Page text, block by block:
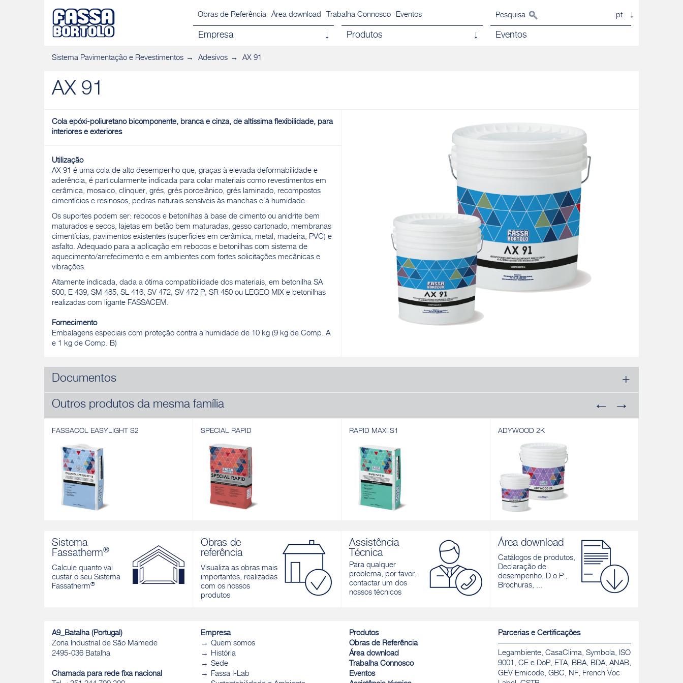
Obras de Referência Área download Trabalha Connosco Eventos Pesquisa pt
Empresa Produtos Eventos
Sistema Pavimentação e Revestimentos Adesivos AX 91
AX 91
Cola epóxi-poliuretano bicomponente, branca e cinza, de altíssima flexibilidade, para
interiores e exteriores
Utilização
AX 91 é uma cola de alto desempenho que, graças à elevada deformabilidade e
aderência, é particularmente indicada para colar materiais como revestimentos em
cerâmica, mosaico, clínquer, grés, grés porcelânico, grés laminado, recompostos
cimentícios e resinosos, pedras naturais sensíveis às manchas e à humidade.
Os suportes podem ser: rebocos e betonilhas à base de cimento ou anidrite bem
maturados e secos, lajetas em betão bem maturadas, gesso cartonado, membranas
cimentícias, pavimentos existentes (superfícies em cerâmica, metal, madeira, PVC) e
asfalto. Adequado para a aplicação em rebocos e betonilhas com sistema de
aquecimento/arrefecimento e em ambientes com fortes solicitações mecânicas e
vibrações.
Altamente indicada, dada a ótima compatibilidade dos materiais, em betonilha SA
500, E 439, SM 485, SL 416, SV 472, SV 472 P, SR 450 ou LEGEO MIX e betonilhas
realizadas com ligante FASSACEM.
Fornecimento
Embalagens especiais com proteção contra a humidade de 10 kg (9 kg de Comp. A
e 1 kg de Comp. B)
Documentos
Outros produtos da mesma família
FASSACOL EASYLIGHT S2
Adesivo cimentício aligeirado
monocomponente de altíssima
elasticidade, branco e cinzento, para
pavimentos e revestimentos tanto
exteriores como interiores
Descobrir
SPECIAL RAPID
Cola monocomponente de presa rápida,
auto-molhante, cinzenta para pavimentos
tanto exteriores como interiores
Descobrir
RAPID MAXI S1
Cimento cola monocomponente de presa
rápida, boa elasticidade, extra-branca e
cinzenta, para pavimentos e revestimentos
tanto exteriores como interiores
Descobrir
ADYWOOD 2K
Cola bicomponente epóxi-poliuretano para
a colagem de pavimentos de madeira
Descobrir
Sistema
Fassatherm®
Calcule quanto vai
custar o seu Sistema
Fassatherm®
Obras de
referência
Visualiza as obras mais
importantes, realizadas
com os nossos
produtos
Assistência
Técnica
Para qualquer
problema, por favor,
contactar um dos
nossos técnicos
Área download
Catálogos de produtos,
Declaração de
desempenho, D.o.P.,
Brochuras, ...
A9_Batalha (Portugal)
Zona Industrial de São Mamede
2495-036 Batalha
Chamada para rede fixa nacional
Empresa
Quem somos
História
Sede
Fassa I-Lab
Produtos
Obras de Referência
Área download
Trabalha Connosco
Eventos
Parcerias e Certificações
Legambiente, CasaClima, Symbola, ISO
9001, CE e DoP, ETA, BBA, BDA, ANAB,
GEV Emicode, GBC, NF, French Voc